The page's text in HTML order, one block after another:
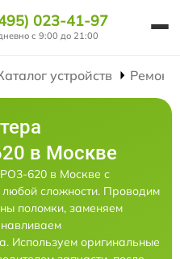
023-41-97
с 9:00 до 21:00
устройств
в Москве
620 в Москве с
любой сложности. Проводим
поломки, заменяем
Используем оригинальные